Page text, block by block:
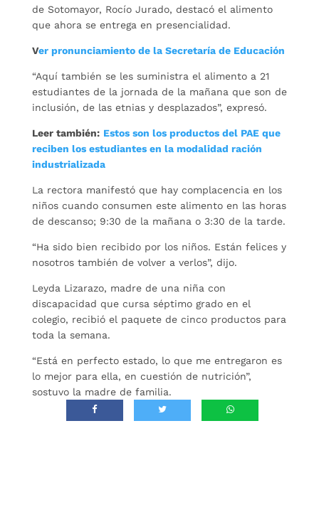
de Sotomayor, Rocío Jurado, destacó el alimento
que ahora se entrega en presencialidad.
Ver pronunciamiento de la Secretaría de Educación
“Aquí también se les suministra el alimento a 21
estudiantes de la jornada de la mañana que son de
inclusión, de las etnias y desplazados”, expresó.
Leer también: Estos son los productos del PAE que
reciben los estudiantes en la modalidad ración
industrializada
La rectora manifestó que hay complacencia en los
niños cuando consumen este alimento en las horas
de descanso; 9:30 de la mañana o 3:30 de la tarde.
“Ha sido bien recibido por los niños. Están felices y
nosotros también de volver a verlos”, dijo.
Leyda Lizarazo, madre de una niña con
discapacidad que cursa séptimo grado en el
colegio, recibió el paquete de cinco productos para
toda la semana.
“Está en perfecto estado, lo que me entregaron es
lo mejor para ella, en cuestión de nutrición”,
sostuvo la madre de familia.